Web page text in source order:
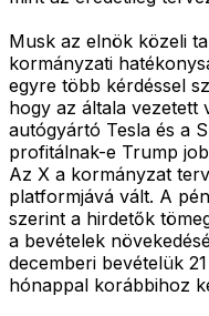
Musk az elnök közeli
kormányzati
egyre több kérdéssel
hogy az általa vezetett
autógyártó Tesla és a
profitálnak-e Trump
Az X a kormányzat
platformjává vált. A
szerint a hirdetők
a bevételek
decemberi bevételük
hónappal korábbihoz